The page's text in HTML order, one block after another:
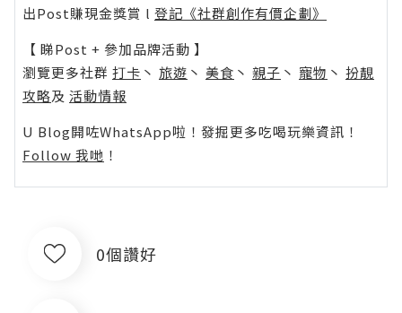
出Post賺現金獎賞 l 登記《社群創作有價企劃》
【 睇Post + 參加品牌活動 】
瀏覽更多社群 打卡 丶 旅遊 丶 美食 丶 親子 丶 寵物 丶 扮靚
攻略及 活動情報
U Blog開咗WhatsApp啦！發掘更多吃喝玩樂資訊！
Follow 我哋 ！
0個讚好